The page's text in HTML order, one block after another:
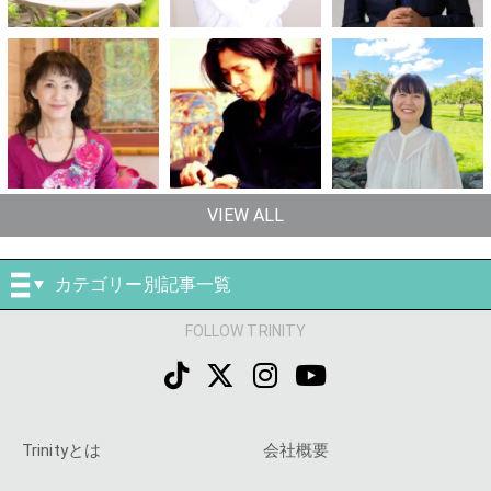
VIEW ALL
カテゴリー別記事一覧
FOLLOW TRINITY
Trinityとは 会社概要